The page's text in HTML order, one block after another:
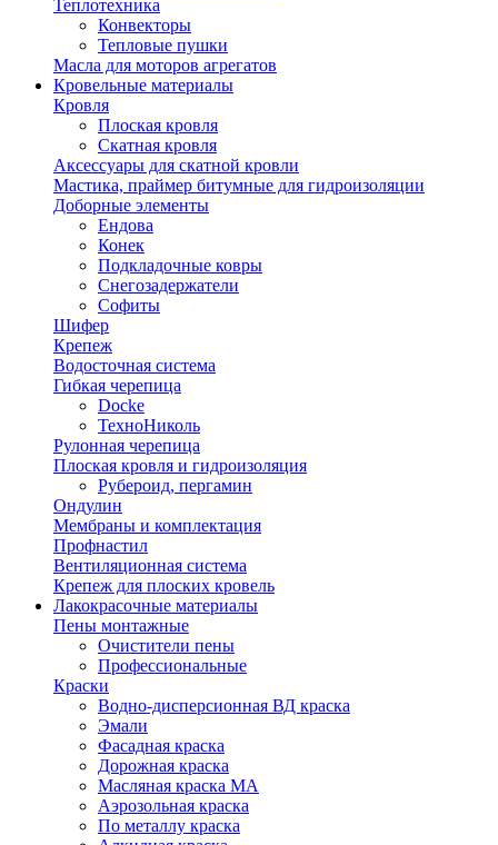
Теплотехника
Конвекторы
Тепловые пушки
Масла для моторов агрегатов
Кровельные материалы
Кровля
Плоская кровля
Скатная кровля
Аксессуары для скатной кровли
Мастика, праймер битумные для гидроизоляции
Доборные элементы
Ендова
Конек
Подкладочные ковры
Снегозадержатели
Софиты
Шифер
Крепеж
Водосточная система
Гибкая черепица
Docke
ТехноНиколь
Рулонная черепица
Плоская кровля и гидроизоляция
Рубероид, пергамин
Ондулин
Мембраны и комплектация
Профнастил
Вентиляционная система
Крепеж для плоских кровель
Лакокрасочные материалы
Пены монтажные
Очистители пены
Профессиональные
Краски
Водно-дисперсионная ВД краска
Эмали
Фасадная краска
Дорожная краска
Масляная краска МА
Аэрозольная краска
По металлу краска